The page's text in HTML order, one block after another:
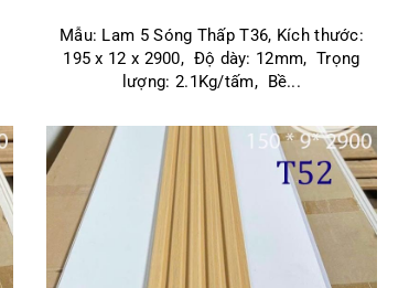
Mẫu: Lam 5 Sóng Thấp T36, Kích thước:
195 x 12 x 2900, Độ dày: 12mm, Trọng
lượng: 2.1Kg/tấm, Bề...